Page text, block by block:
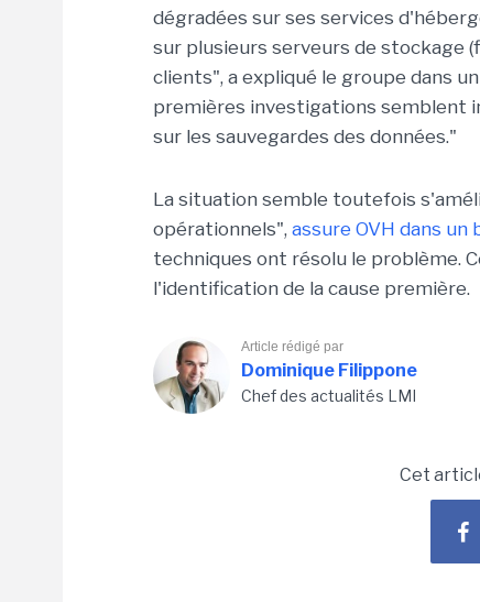
dégradées sur ses services
sur plusieurs serveurs de stockage
clients", a expliqué le groupe dans
premières investigations semblent
sur les sauvegardes des données."
La situation semble toutefois
opérationnels", assure OVH dans
techniques ont résolu le problème.
l'identification de la cause première.
Article rédigé par
Dominique Filippone
Chef des actualités LMI
Cet